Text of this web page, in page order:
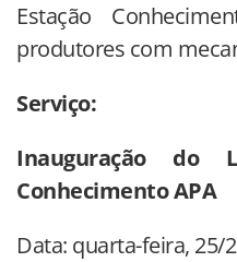
Estação
produtores com
Serviço:
Inauguração do
Conhecimento APA
Data: quarta-feira, 25/2